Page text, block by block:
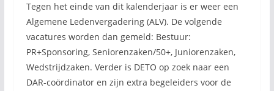
Tegen het einde van dit kalenderjaar is er weer een
Algemene Ledenvergadering (ALV). De volgende
vacatures worden dan gemeld: Bestuur:
PR+Sponsoring, Seniorenzaken/50+, Juniorenzaken,
Wedstrijdzaken. Verder is DETO op zoek naar een
DAR-coördinator en zijn extra begeleiders voor de